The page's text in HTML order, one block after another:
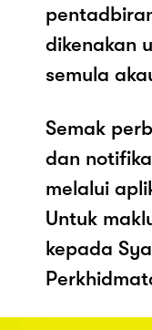
dikenakan
semula
Semak
dan
melalui
Untuk
kepada